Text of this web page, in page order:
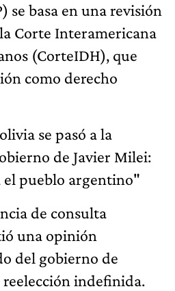
se basa en una revisión
Corte Interamericana
(CorteIDH), que
como derecho
se pasó a la
de Javier Milei:
el pueblo argentino"
de consulta
una opinión
del gobierno de
reelección indefinida.